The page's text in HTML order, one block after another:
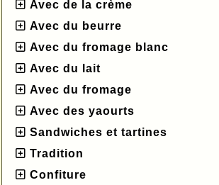
Avec de la crème
Avec du beurre
Avec du fromage blanc
Avec du lait
Avec du fromage
Avec des yaourts
Sandwiches et tartines
Tradition
Confiture